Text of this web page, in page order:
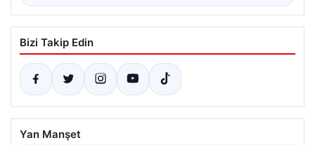
Bizi Takip Edin
Yan Manşet